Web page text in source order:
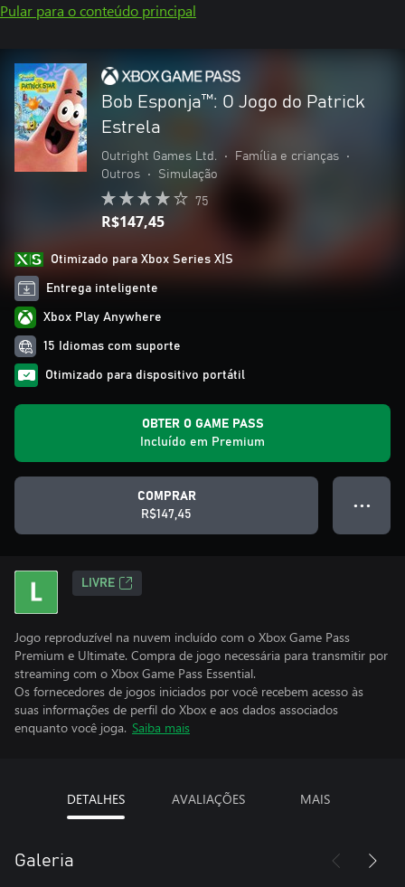
Pular para o conteúdo principal
Bob Esponja™: O Jogo do Patrick
Estrela
Outright Games Ltd. • Família e crianças
•
Outros
• Simulação
75
R$147,45
Otimizado para Xbox Series X|S
Entrega inteligente
Xbox Play Anywhere
15 Idiomas com suporte
Otimizado para dispositivo portátil
OBTER O GAME PASS
Incluído em Premium
COMPRAR
R$147,45
● ● ●
LIVRE
Jogo reproduzível na nuvem incluído com o Xbox Game Pass
Premium e Ultimate. Compra de jogo necessária para transmitir por
streaming com o Xbox Game Pass Essential.
Os fornecedores de jogos iniciados por você recebem acesso às
suas informações de perfil do Xbox e aos dados associados
enquanto você joga. Saiba mais
DETALHES AVALIAÇÕES MAIS
Galeria